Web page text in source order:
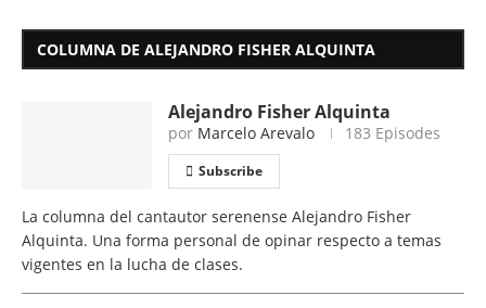
COLUMNA DE ALEJANDRO FISHER ALQUINTA
Alejandro Fisher Alquinta
por Marcelo Arevalo 183 Episodes
Subscribe
La columna del cantautor serenense Alejandro Fisher
Alquinta. Una forma personal de opinar respecto a temas
vigentes en la lucha de clases.